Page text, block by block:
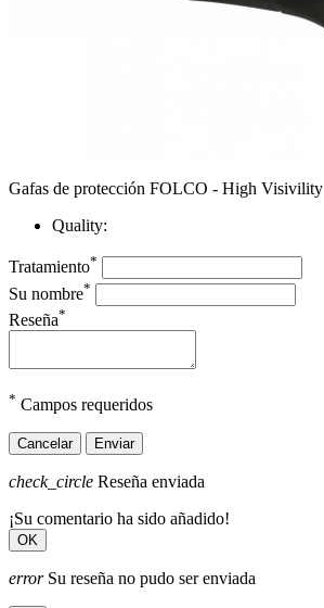
Gafas de protección FOLCO - High Visivility
Quality:
Tratamiento*
Su nombre*
Reseña*
* Campos requeridos
Cancelar Enviar
check_circle Reseña enviada
¡Su comentario ha sido añadido!
OK
errorSu reseña no pudo ser enviada